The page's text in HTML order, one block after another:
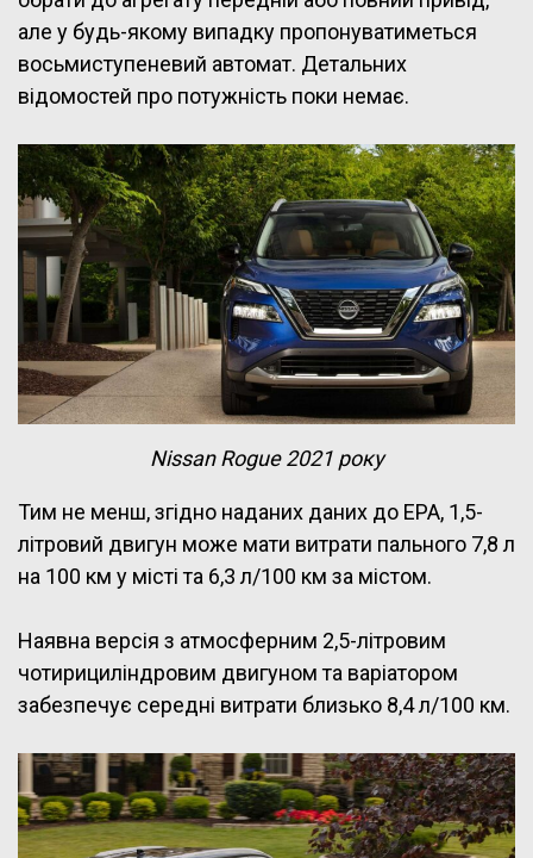
але у будь-якому випадку пропонуватиметься
восьмиступеневий автомат. Детальних
відомостей про потужність поки немає.
Nissan Rogue 2021 року
Тим не менш, згідно наданих даних до EPA, 1,5-
літровий двигун може мати витрати пального 7,8 л
на 100 км у місті та 6,3 л/100 км за містом.
Наявна версія з атмосферним 2,5-літровим
чотирициліндровим двигуном та варіатором
забезпечує середні витрати близько 8,4 л/100 км.